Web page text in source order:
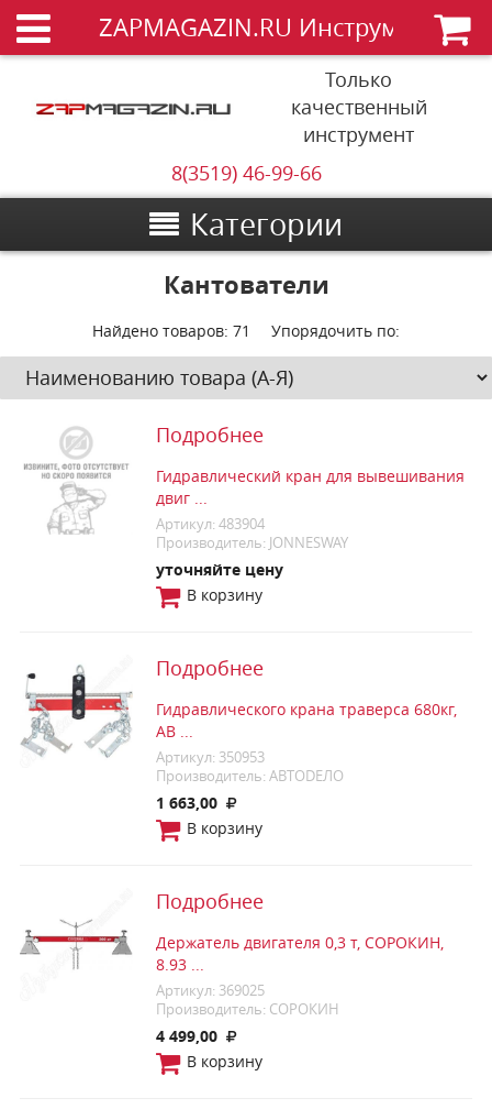
ZAPMAGAZIN.RU Инструменты
Только
качественный
инструмент
8(3519) 46-99-66
Категории
Кантователи
Найдено товаров: 71 Упорядочить по:
Подробнее
Гидравлический кран для вывешивания
двиг ...
Артикул: 483904
Производитель: JONNESWAY
уточняйте цену
В корзину
Подробнее
Гидравлического крана траверса 680кг,
АВ ...
Артикул: 350953
Производитель: АВТОDЕЛО
1 663,00
В корзину
Подробнее
Держатель двигателя 0,3 т, СОРОКИН,
8.93 ...
Артикул: 369025
Производитель: СОРОКИН
4 499,00
В корзину